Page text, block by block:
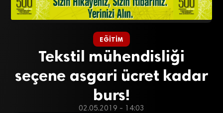
EĞITIM
Tekstil mühendisliği
seçene asgari ücret kadar
burs!
02.05.2019 - 14:03